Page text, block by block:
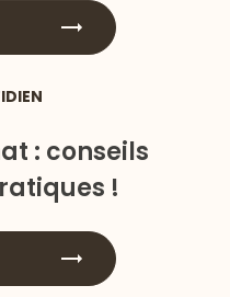
: conseils
!